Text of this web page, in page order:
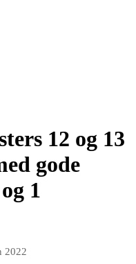
12 og 13
gode
1
2022